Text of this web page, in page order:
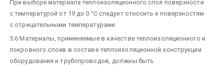
При выборе материала теплоизоляционного слоя поверхности
с температурой от 19 до 0 °С следует относить к поверхностям
с отрицательными температурами.
5.6 Материалы, применяемые в качестве теплоизоляционного и
покровного слоев в составе теплоизоляционной конструкции
оборудования и трубопроводов, должны быть